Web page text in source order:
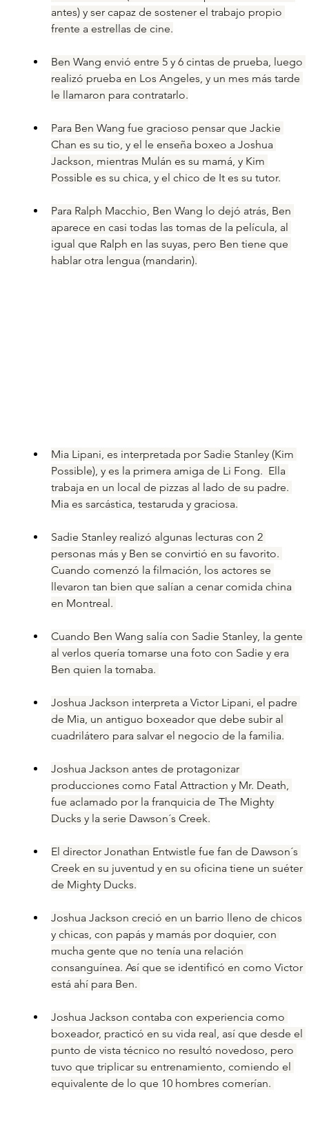
antes) y ser capaz de sostener el trabajo propio
frente a estrellas de cine.
Ben Wang envió entre 5 y 6 cintas de prueba, luego
realizó prueba en Los Angeles, y un mes más tarde
le llamaron para contratarlo.
Para Ben Wang fue gracioso pensar que Jackie
Chan es su tio, y el le enseña boxeo a Joshua
Jackson, mientras Mulán es su mamá, y Kim
Possible es su chica, y el chico de It es su tutor.
Para Ralph Macchio, Ben Wang lo dejó atrás, Ben
aparece en casi todas las tomas de la película, al
igual que Ralph en las suyas, pero Ben tiene que
hablar otra lengua (mandarin).
Mia Lipani, es interpretada por Sadie Stanley (Kim
Possible), y es la primera amiga de Li Fong.  Ella
trabaja en un local de pizzas al lado de su padre.
Mia es sarcástica, testaruda y graciosa.
Sadie Stanley realizó algunas lecturas con 2
personas más y Ben se convirtió en su favorito.
Cuando comenzó la filmación, los actores se
llevaron tan bien que salían a cenar comida china
en Montreal.
Cuando Ben Wang salía con Sadie Stanley, la gente
al verlos quería tomarse una foto con Sadie y era
Ben quien la tomaba.
Joshua Jackson interpreta a Victor Lipani, el padre
de Mia, un antiguo boxeador que debe subir al
cuadrilátero para salvar el negocio de la familia.
Joshua Jackson antes de protagonizar
producciones como Fatal Attraction y Mr. Death,
fue aclamado por la franquicia de The Mighty
Ducks y la serie Dawson´s Creek.
El director Jonathan Entwistle fue fan de Dawson´s
Creek en su juventud y en su oficina tiene un suéter
de Mighty Ducks.
Joshua Jackson creció en un barrio lleno de chicos
y chicas, con papás y mamás por doquier, con
mucha gente que no tenía una relación
consanguínea. Así que se identificó en como Victor
está ahí para Ben.
Joshua Jackson contaba con experiencia como
boxeador, practicó en su vida real, así que desde el
punto de vista técnico no resultó novedoso, pero
tuvo que triplicar su entrenamiento, comiendo el
equivalente de lo que 10 hombres comerían.